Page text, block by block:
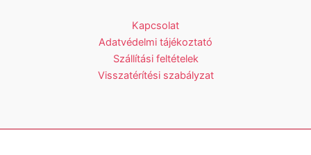
Kapcsolat
Adatvédelmi tájékoztató
Szállítási feltételek
Visszatérítési szabályzat